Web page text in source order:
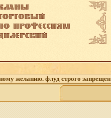
желанию. флуд строго запрещен